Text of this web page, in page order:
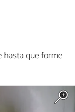
hasta que forme